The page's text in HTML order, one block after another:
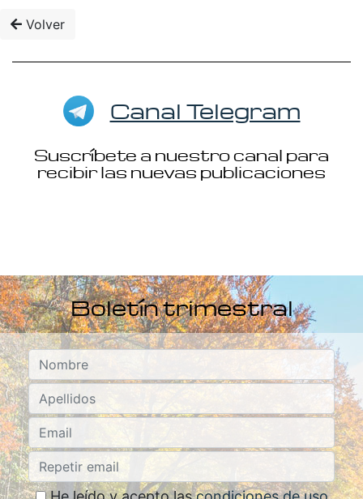
Volver
Canal Telegram
Suscríbete a nuestro canal para
recibir las nuevas publicaciones
Boletín trimestral